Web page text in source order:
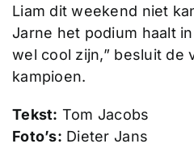
Liam dit weekend niet
Jarne het podium haalt
wel cool zijn,” besluit de
kampioen.
Tekst: Tom Jacobs
Foto’s: Dieter Jans